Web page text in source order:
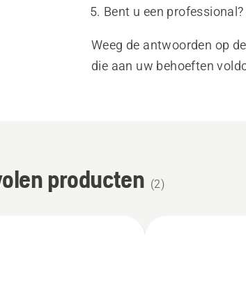
Bent u een
Weeg de antwoorden op
die aan uw behoeften
producten (2)